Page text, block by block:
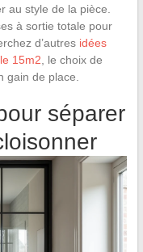
au style de la pièce.
à sortie totale pour
d’autres idées
15m2 , le choix de
gain de place.
séparer